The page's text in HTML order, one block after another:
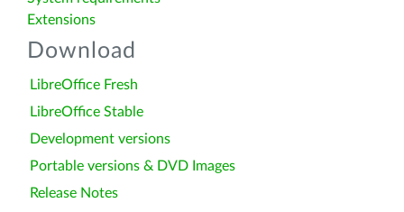
Extensions
Download
LibreOffice Fresh
LibreOffice Stable
Development versions
Portable versions & DVD Images
Release Notes